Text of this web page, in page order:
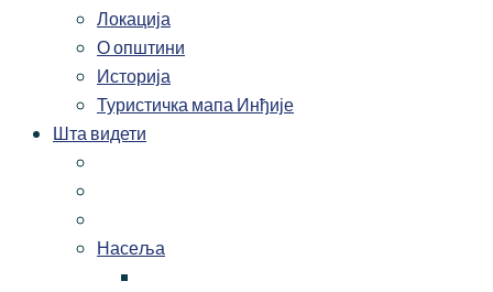
Локација
О општини
Историја
Туристичка мапа Инђије
Шта видети
Насеља